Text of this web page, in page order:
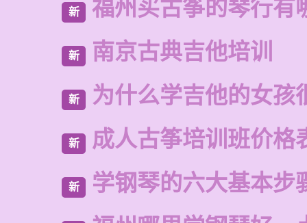
新 福州买古筝的琴行有
新 南京古典吉他培训
新 为什么学吉他的女孩
新 成人古筝培训班价格
新 学钢琴的六大基本步